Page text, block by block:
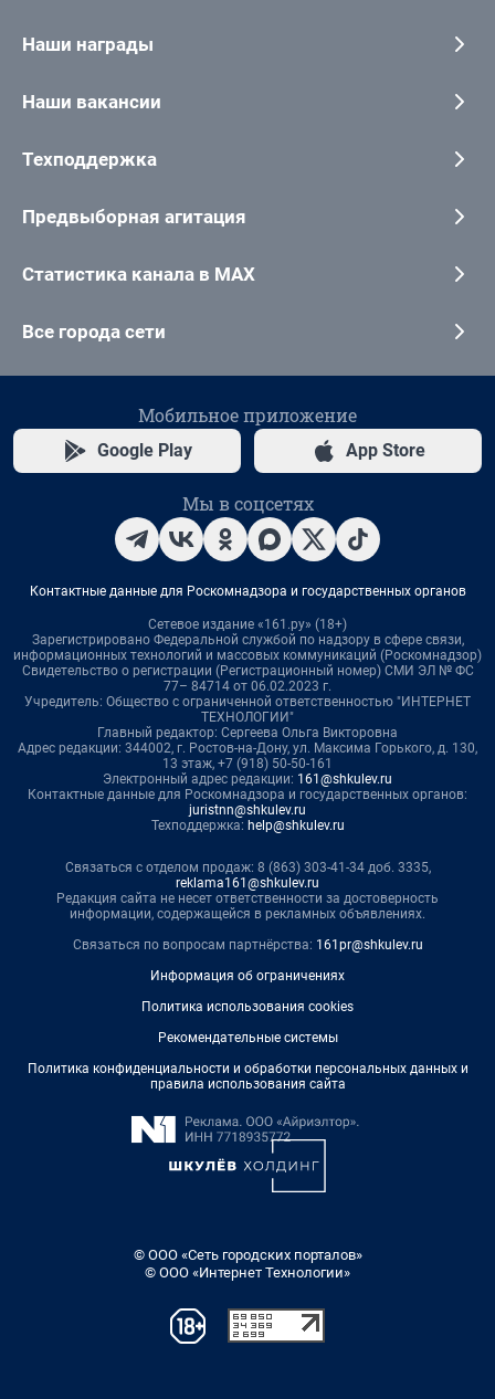
Наши награды
Наши вакансии
Техподдержка
Предвыборная агитация
Статистика канала в MAX
Все города сети
Мобильное приложение
Google Play App Store
Мы в соцсетях
Контактные данные для Роскомнадзора и государственных органов
Сетевое издание «161.ру» (18+)
Зарегистрировано Федеральной службой по надзору в сфере связи,
информационных технологий и массовых коммуникаций (Роскомнадзор)
Свидетельство о регистрации (Регистрационный номер) СМИ ЭЛ № ФС
77– 84714 от 06.02.2023 г.
Учредитель: Общество с ограниченной ответственностью "ИНТЕРНЕТ
ТЕХНОЛОГИИ"
Главный редактор: Сергеева Ольга Викторовна
Адрес редакции: 344002, г. Ростов-на-Дону, ул. Максима Горького, д. 130,
13 этаж, +7 (918) 50-50-161
Электронный адрес редакции: 161@shkulev.ru
Контактные данные для Роскомнадзора и государственных органов:
juristnn@shkulev.ru
Техподдержка: help@shkulev.ru
Связаться с отделом продаж: 8 (863) 303-41-34 доб. 3335,
reklama161@shkulev.ru
Редакция сайта не несет ответственности за достоверность
информации, содержащейся в рекламных объявлениях.
Связаться по вопросам партнёрства: 161pr@shkulev.ru
Информация об ограничениях
Политика использования cookies
Рекомендательные системы
Политика конфиденциальности и обработки персональных данных и
правила использования сайта
© ООО «Сеть городских порталов»
© ООО «Интернет Технологии»